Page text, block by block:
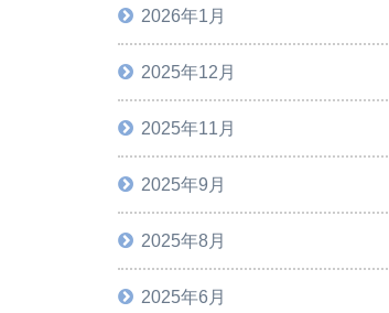
2026年1月
2025年12月
2025年11月
2025年9月
2025年8月
2025年6月